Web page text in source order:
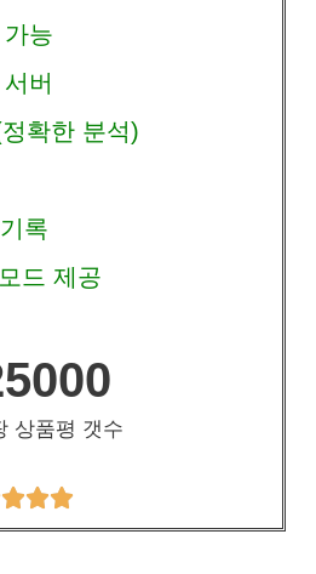
능
버
확한 분석)
록
드 제공
상품평 갯수
